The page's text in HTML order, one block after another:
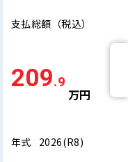
支払総額 （税込）
209.9
万円
年式 2026(R8)